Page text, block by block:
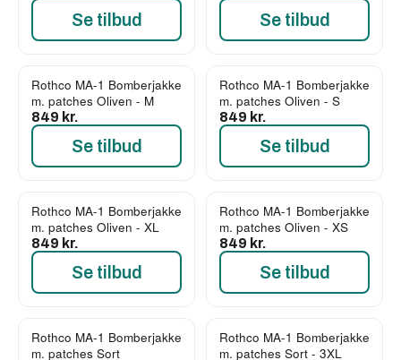
Se tilbud Se tilbud
Rothco MA-1 Bomberjakke
m. patches Oliven - M
849 kr.
Se tilbud
Rothco MA-1 Bomberjakke
m. patches Oliven - S
849 kr.
Se tilbud
Rothco MA-1 Bomberjakke
m. patches Oliven - XL
849 kr.
Se tilbud
Rothco MA-1 Bomberjakke
m. patches Oliven - XS
849 kr.
Se tilbud
Rothco MA-1 Bomberjakke
m. patches Sort
Rothco MA-1 Bomberjakke
m. patches Sort - 3XL